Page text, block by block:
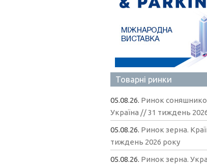
Товарні ринки
05.08.26. Ринок
Україна // 31 тиждень
05.08.26. Ринок зерна.
тиждень 2026 року
05.08.26. Ринок зерна.